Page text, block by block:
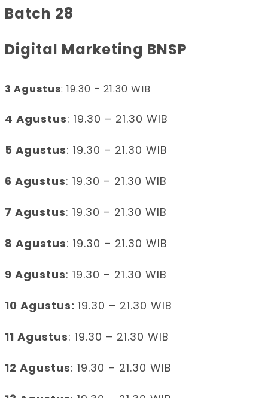
Batch 28
Digital Marketing BNSP
3 Agustus: 19.30 – 21.30 WIB
4 Agustus: 19.30 – 21.30 WIB
5 Agustus: 19.30 – 21.30 WIB
6 Agustus: 19.30 – 21.30 WIB
7 Agustus: 19.30 – 21.30 WIB
8 Agustus: 19.30 – 21.30 WIB
9 Agustus: 19.30 – 21.30 WIB
10 Agustus: 19.30 – 21.30 WIB
11 Agustus: 19.30 – 21.30 WIB
12 Agustus: 19.30 – 21.30 WIB